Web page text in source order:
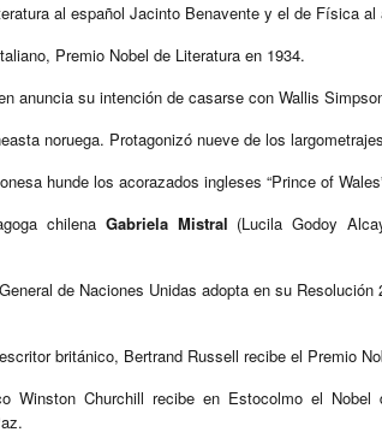
al español Jacinto Benavente y el de Física
Premio Nobel de Literatura en 1934.
anuncia su intención de casarse con Wallis
noruega. Protagonizó nueve de los
hunde los acorazados ingleses “Prince of
chilena Gabriela Mistral (Lucila Godoy
de Naciones Unidas adopta en su
británico, Bertrand Russell recibe el Premio
Winston Churchill recibe en Estocolmo el Nobel